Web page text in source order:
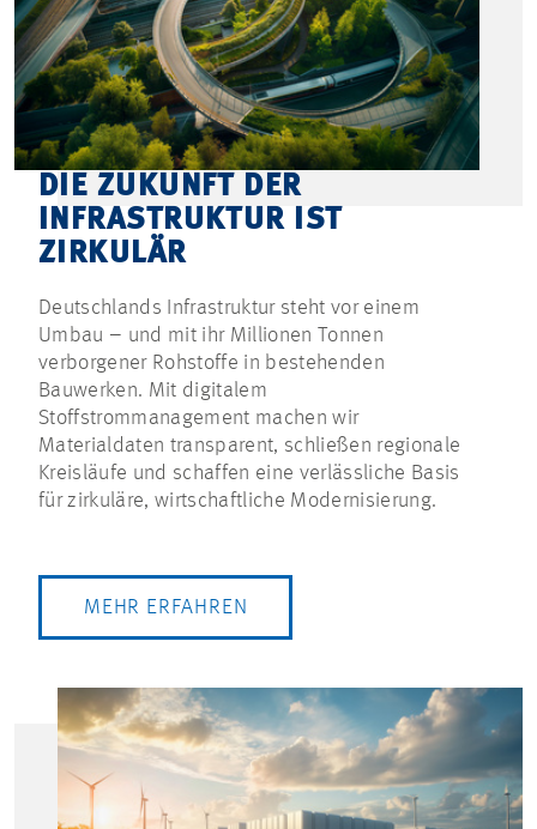
DIE ZUKUNFT DER
INFRASTRUKTUR IST
ZIRKULÄR
Deutschlands Infrastruktur steht vor einem
Umbau – und mit ihr Millionen Tonnen
verborgener Rohstoffe in bestehenden
Bauwerken. Mit digitalem
Stoffstrommanagement machen wir
Materialdaten transparent, schließen regionale
Kreisläufe und schaffen eine verlässliche Basis
für zirkuläre, wirtschaftliche Modernisierung.
MEHR ERFAHREN